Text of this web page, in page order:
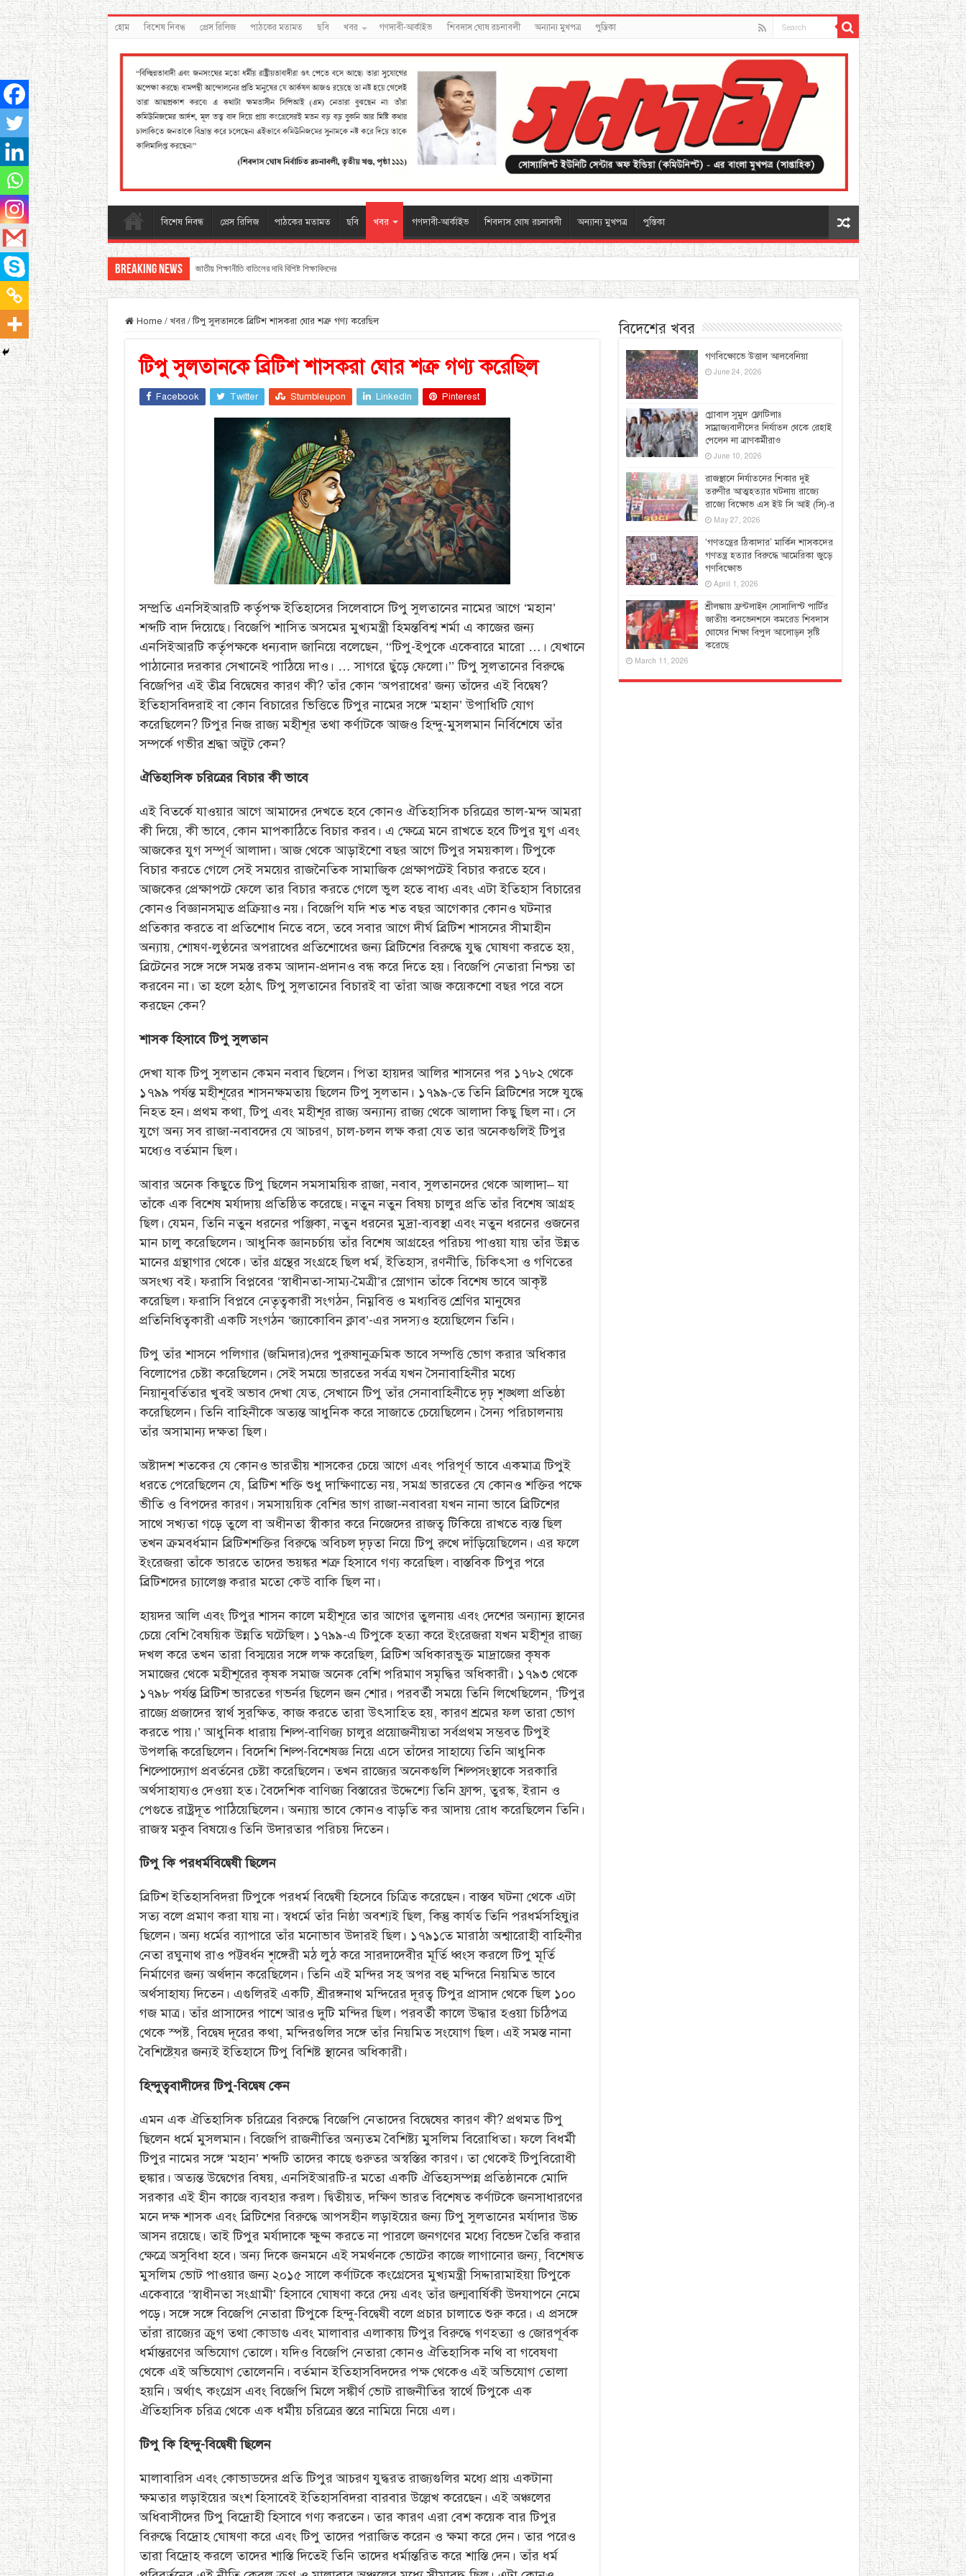
হোম বিশেষ নিবন্ধ প্রেস রিলিজ পাঠকের মতামত ছবি খবর গণদাবী-আর্কাইভ শিবদাস ঘোষ রচনাবলী অন্যান্য মুখপত্র পুস্তিকা
বিশেষ নিবন্ধ প্রেস রিলিজ পাঠকের মতামত ছবি খবর গণদাবী-আর্কাইভ শিবদাস ঘোষ রচনাবলী অন্যান্য মুখপত্র পুস্তিকা
Breaking News জাতীয় শিক্ষানীতি বাতিলের দাবি বিশিষ্ট শিক্ষাবিদদের
Home / খবর /টিপু সুলতানকে ব্রিটিশ শাসকরা ঘোর শত্রু গণ্য করেছিল
টিপু সুলতানকে ব্রিটিশ শাসকরা ঘোর শত্রু গণ্য করেছিল
Facebook Twitter Stumbleupon LinkedIn Pinterest
সম্প্রতি এনসিইআরটি কর্তৃপক্ষ ইতিহাসের সিলেবাসে টিপু সুলতানের নামের আগে ‘মহান’
শব্দটি বাদ দিয়েছে। বিজেপি শাসিত অসমের মুখ্যমন্ত্রী হিমন্তবিশ্ব শর্মা এ কাজের জন্য
এনসিইআরটি কর্তৃপক্ষকে ধন্যবাদ জানিয়ে বলেছেন, ‘‘টিপু-ইপুকে একেবারে মারো …। যেখানে
পাঠানোর দরকার সেখানেই পাঠিয়ে দাও। … সাগরে ছুঁড়ে ফেলো।’’ টিপু সুলতানের বিরুদ্ধে
বিজেপির এই তীব্র বিদ্বেষের কারণ কী? তাঁর কোন ‘অপরাধের’ জন্য তাঁদের এই বিদ্বেষ?
ইতিহাসবিদরাই বা কোন বিচারের ভিত্তিতে টিপুর নামের সঙ্গে ‘মহান’ উপাধিটি যোগ
করেছিলেন? টিপুর নিজ রাজ্য মহীশূর তথা কর্ণাটকে আজও হিন্দু-মুসলমান নির্বিশেষে তাঁর
সম্পর্কে গভীর শ্রদ্ধা অটুট কেন?
ঐতিহাসিক চরিত্রের বিচার কী ভাবে
এই বিতর্কে যাওয়ার আগে আমাদের দেখতে হবে কোনও ঐতিহাসিক চরিত্রের ভাল-মন্দ আমরা
কী দিয়ে, কী ভাবে, কোন মাপকাঠিতে বিচার করব। এ ক্ষেত্রে মনে রাখতে হবে টিপুর যুগ এবং
আজকের যুগ সম্পূর্ণ আলাদা। আজ থেকে আড়াইশো বছর আগে টিপুর সময়কাল। টিপুকে
বিচার করতে গেলে সেই সময়ের রাজনৈতিক সামাজিক প্রেক্ষাপটেই বিচার করতে হবে।
আজকের প্রেক্ষাপটে ফেলে তার বিচার করতে গেলে ভুল হতে বাধ্য এবং এটা ইতিহাস বিচারের
কোনও বিজ্ঞানসম্মত প্রক্রিয়াও নয়। বিজেপি যদি শত শত বছর আগেকার কোনও ঘটনার
প্রতিকার করতে বা প্রতিশোধ নিতে বসে, তবে সবার আগে দীর্ঘ ব্রিটিশ শাসনের সীমাহীন
অন্যায়, শোষণ-লুণ্ঠনের অপরাধের প্রতিশোধের জন্য ব্রিটিশের বিরুদ্ধে যুদ্ধ ঘোষণা করতে হয়,
ব্রিটেনের সঙ্গে সঙ্গে সমস্ত রকম আদান-প্রদানও বন্ধ করে দিতে হয়। বিজেপি নেতারা নিশ্চয় তা
করবেন না। তা হলে হঠাৎ টিপু সুলতানের বিচারই বা তাঁরা আজ কয়েকশো বছর পরে বসে
করছেন কেন?
শাসক হিসাবে টিপু সুলতান
দেখা যাক টিপু সুলতান কেমন নবাব ছিলেন। পিতা হায়দর আলির শাসনের পর ১৭৮২ থেকে
১৭৯৯ পর্যন্ত মহীশূরের শাসনক্ষমতায় ছিলেন টিপু সুলতান। ১৭৯৯-তে তিনি ব্রিটিশের সঙ্গে যুদ্ধে
নিহত হন। প্রথম কথা, টিপু এবং মহীশূর রাজ্য অন্যান্য রাজ্য থেকে আলাদা কিছু ছিল না। সে
যুগে অন্য সব রাজা-নবাবদের যে আচরণ, চাল-চলন লক্ষ করা যেত তার অনেকগুলিই টিপুর
মধ্যেও বর্তমান ছিল।
আবার অনেক কিছুতে টিপু ছিলেন সমসাময়িক রাজা, নবাব, সুলতানদের থেকে আলাদা– যা
তাঁকে এক বিশেষ মর্যাদায় প্রতিষ্ঠিত করেছে। নতুন নতুন বিষয় চালুর প্রতি তাঁর বিশেষ আগ্রহ
ছিল। যেমন, তিনি নতুন ধরনের পঞ্জিকা, নতুন ধরনের মুদ্রা-ব্যবস্থা এবং নতুন ধরনের ওজনের
মান চালু করেছিলেন। আধুনিক জ্ঞানচর্চায় তাঁর বিশেষ আগ্রহের পরিচয় পাওয়া যায় তাঁর উন্নত
মানের গ্রন্থাগার থেকে। তাঁর গ্রন্থের সংগ্রহে ছিল ধর্ম, ইতিহাস, রণনীতি, চিকিৎসা ও গণিতের
অসংখ্য বই। ফরাসি বিপ্লবের ‘স্বাধীনতা-সাম্য-মৈত্রী’র স্লোগান তাঁকে বিশেষ ভাবে আকৃষ্ট
করেছিল। ফরাসি বিপ্লবে নেতৃত্বকারী সংগঠন, নিম্নবিত্ত ও মধ্যবিত্ত শ্রেণির মানুষের
প্রতিনিধিত্বকারী একটি সংগঠন ‘জ্যাকোবিন ক্লাব’-এর সদস্যও হয়েছিলেন তিনি।
টিপু তাঁর শাসনে পলিগার (জমিদার)দের পুরুষানুক্রমিক ভাবে সম্পত্তি ভোগ করার অধিকার
বিলোপের চেষ্টা করেছিলেন। সেই সময়ে ভারতের সর্বত্র যখন সৈনাবাহিনীর মধ্যে
নিয়ানুবর্তিতার খুবই অভাব দেখা যেত, সেখানে টিপু তাঁর সেনাবাহিনীতে দৃঢ় শৃঙ্খলা প্রতিষ্ঠা
করেছিলেন। তিনি বাহিনীকে অত্যন্ত আধুনিক করে সাজাতে চেয়েছিলেন। সৈন্য পরিচালনায়
তাঁর অসামান্য দক্ষতা ছিল।
অষ্টাদশ শতকের যে কোনও ভারতীয় শাসকের চেয়ে আগে এবং পরিপূর্ণ ভাবে একমাত্র টিপুই
ধরতে পেরেছিলেন যে, ব্রিটিশ শক্তি শুধু দাক্ষিণাত্যে নয়, সমগ্র ভারতের যে কোনও শক্তির পক্ষে
ভীতি ও বিপদের কারণ। সমসায়য়িক বেশির ভাগ রাজা-নবাবরা যখন নানা ভাবে ব্রিটিশের
সাথে সখ্যতা গড়ে তুলে বা অধীনতা স্বীকার করে নিজেদের রাজত্ব টিকিয়ে রাখতে ব্যস্ত ছিল
তখন ক্রমবর্ধমান ব্রিটিশশক্তির বিরুদ্ধে অবিচল দৃঢ়তা নিয়ে টিপু রুখে দাঁড়িয়েছিলেন। এর ফলে
ইংরেজরা তাঁকে ভারতে তাদের ভয়ঙ্কর শত্রু হিসাবে গণ্য করেছিল। বাস্তবিক টিপুর পরে
ব্রিটিশদের চ্যালেঞ্জ করার মতো কেউ বাকি ছিল না।
হায়দর আলি এবং টিপুর শাসন কালে মহীশূরে তার আগের তুলনায় এবং দেশের অন্যান্য স্থানের
চেয়ে বেশি বৈষয়িক উন্নতি ঘটেছিল। ১৭৯৯-এ টিপুকে হত্যা করে ইংরেজরা যখন মহীশূর রাজ্য
দখল করে তখন তারা বিস্ময়ের সঙ্গে লক্ষ করেছিল, ব্রিটিশ অধিকারভুক্ত মাদ্রাজের কৃষক
সমাজের থেকে মহীশূরের কৃষক সমাজ অনেক বেশি পরিমাণ সমৃদ্ধির অধিকারী। ১৭৯৩ থেকে
১৭৯৮ পর্যন্ত ব্রিটিশ ভারতের গভর্নর ছিলেন জন শোর। পরবর্তী সময়ে তিনি লিখেছিলেন, ‘টিপুর
রাজ্যে প্রজাদের স্বার্থ সুরক্ষিত, কাজ করতে তারা উৎসাহিত হয়, কারণ শ্রমের ফল তারা ভোগ
করতে পায়।’ আধুনিক ধারায় শিল্প-বাণিজ্য চালুর প্রয়োজনীয়তা সর্বপ্রথম সম্ভবত টিপুই
উপলব্ধি করেছিলেন। বিদেশি শিল্প-বিশেষজ্ঞ নিয়ে এসে তাঁদের সাহায্যে তিনি আধুনিক
শিল্পোদ্যোগ প্রবর্তনের চেষ্টা করেছিলেন। তখন রাজ্যের অনেকগুলি শিল্পসংস্থাকে সরকারি
অর্থসাহায্যও দেওয়া হত। বৈদেশিক বাণিজ্য বিস্তারের উদ্দেশ্যে তিনি ফ্রান্স, তুরস্ক, ইরান ও
পেগুতে রাষ্ট্রদূত পাঠিয়েছিলেন। অন্যায় ভাবে কোনও বাড়তি কর আদায় রোধ করেছিলেন তিনি।
রাজস্ব মকুব বিষয়েও তিনি উদারতার পরিচয় দিতেন।
টিপু কি পরধর্মবিদ্বেষী ছিলেন
ব্রিটিশ ইতিহাসবিদরা টিপুকে পরধর্ম বিদ্বেষী হিসেবে চিত্রিত করেছেন। বাস্তব ঘটনা থেকে এটা
সত্য বলে প্রমাণ করা যায় না। স্বধর্মে তাঁর নিষ্ঠা অবশ্যই ছিল, কিন্তু কার্যত তিনি পরধর্মসহিষুiর
ছিলেন। অন্য ধর্মের ব্যাপারে তাঁর মনোভাব উদারই ছিল। ১৭৯১তে মারাঠা অশ্বারোহী বাহিনীর
নেতা রঘুনাথ রাও পট্টবর্ধন শৃঙ্গেরী মঠ লুঠ করে সারদাদেবীর মূর্তি ধ্বংস করলে টিপু মূর্তি
নির্মাণের জন্য অর্থদান করেছিলেন। তিনি এই মন্দির সহ অপর বহু মন্দিরে নিয়মিত ভাবে
অর্থসাহায্য দিতেন। এগুলিরই একটি, শ্রীরঙ্গনাথ মন্দিরের দূরত্ব টিপুর প্রাসাদ থেকে ছিল ১০০
গজ মাত্র। তাঁর প্রাসাদের পাশে আরও দুটি মন্দির ছিল। পরবর্তী কালে উদ্ধার হওয়া চিঠিপত্র
থেকে স্পষ্ট, বিদ্বেষ দূরের কথা, মন্দিরগুলির সঙ্গে তাঁর নিয়মিত সংযোগ ছিল। এই সমস্ত নানা
বৈশিষ্টে্যর জন্যই ইতিহাসে টিপু বিশিষ্ট স্থানের অধিকারী।
হিন্দুত্ববাদীদের টিপু-বিদ্বেষ কেন
এমন এক ঐতিহাসিক চরিত্রের বিরুদ্ধে বিজেপি নেতাদের বিদ্বেষের কারণ কী? প্রথমত টিপু
ছিলেন ধর্মে মুসলমান। বিজেপি রাজনীতির অন্যতম বৈশিষ্ট্য মুসলিম বিরোধিতা। ফলে বিধর্মী
টিপুর নামের সঙ্গে ‘মহান’ শব্দটি তাদের কাছে গুরুতর অস্বস্তির কারণ। তা থেকেই টিপুবিরোধী
হুঙ্কার। অত্যন্ত উদ্বেগের বিষয়, এনসিইআরটি-র মতো একটি ঐতিহ্যসম্পন্ন প্রতিষ্ঠানকে মোদি
সরকার এই হীন কাজে ব্যবহার করল। দ্বিতীয়ত, দক্ষিণ ভারত বিশেষত কর্ণাটকে জনসাধারণের
মনে দক্ষ শাসক এবং ব্রিটিশের বিরুদ্ধে আপসহীন লড়াইয়ের জন্য টিপু সুলতানের মর্যাদার উচ্চ
আসন রয়েছে। তাই টিপুর মর্যাদাকে ক্ষুণ্ন করতে না পারলে জনগণের মধ্যে বিভেদ তৈরি করার
ক্ষেত্রে অসুবিধা হবে। অন্য দিকে জনমনে এই সমর্থনকে ভোটের কাজে লাগানোর জন্য, বিশেষত
মুসলিম ভোট পাওয়ার জন্য ২০১৫ সালে কর্ণাটকে কংগ্রেসের মুখ্যমন্ত্রী সিদ্দারামাইয়া টিপুকে
একেবারে ‘স্বাধীনতা সংগ্রামী’ হিসাবে ঘোষণা করে দেয় এবং তাঁর জন্মবার্ষিকী উদযাপনে নেমে
পড়ে। সঙ্গে সঙ্গে বিজেপি নেতারা টিপুকে হিন্দু-বিদ্বেষী বলে প্রচার চালাতে শুরু করে। এ প্রসঙ্গে
তাঁরা রাজ্যের ক্রুগ তথা কোডাগু এবং মালাবার এলাকায় টিপুর বিরুদ্ধে গণহত্যা ও জোরপূর্বক
ধর্মান্তরণের অভিযোগ তোলে। যদিও বিজেপি নেতারা কোনও ঐতিহাসিক নথি বা গবেষণা
থেকে এই অভিযোগ তোলেননি। বর্তমান ইতিহাসবিদদের পক্ষ থেকেও এই অভিযোগ তোলা
হয়নি। অর্থাৎ কংগ্রেস এবং বিজেপি মিলে সঙ্কীর্ণ ভোট রাজনীতির স্বার্থে টিপুকে এক
ঐতিহাসিক চরিত্র থেকে এক ধর্মীয় চরিত্রের স্তরে নামিয়ে নিয়ে এল।
টিপু কি হিন্দু-বিদ্বেষী ছিলেন
মালাবারিস এবং কোভাডদের প্রতি টিপুর আচরণ যুদ্ধরত রাজ্যগুলির মধ্যে প্রায় একটানা
ক্ষমতার লড়াইয়ের অংশ হিসাবেই ইতিহাসবিদরা বারবার উল্লেখ করেছেন। এই অঞ্চলের
অধিবাসীদের টিপু বিদ্রোহী হিসাবে গণ্য করতেন। তার কারণ এরা বেশ কয়েক বার টিপুর
বিরুদ্ধে বিদ্রোহ ঘোষণা করে এবং টিপু তাদের পরাজিত করেন ও ক্ষমা করে দেন। তার পরেও
তারা বিদ্রোহ করলে তাদের শাস্তি দিতেই তিনি তাদের ধর্মান্তরিত করে শাস্তি দেন। তাঁর ধর্ম
বিদেশের খবর
গণবিক্ষোভে উত্তাল আলবেনিয়া
June 24, 2026
গ্লোবাল সুমুদ ফ্লোটিলাঃ
সাম্রাজ্যবাদীদের নির্যাতন থেকে রেহাই
পেলেন না ত্রাণকর্মীরাও
June 10, 2026
রাজস্থানে নির্যাতনের শিকার দুই
তরুণীর আত্মহত্যার ঘটনায় রাজ্যে
রাজ্যে বিক্ষোভ এস ইউ সি আই (সি)-র
May 27, 2026
‘গণতন্ত্রের ঠিকাদার’ মার্কিন শাসকদের
গণতন্ত্র হত্যার বিরুদ্ধে আমেরিকা জুড়ে
গণবিক্ষোভ
April 1, 2026
শ্রীলঙ্কায় ফ্রন্টলাইন সোসালিস্ট পার্টির
জাতীয় কনভেনশনে কমরেড শিবদাস
ঘোষের শিক্ষা বিপুল আলোড়ন সৃষ্টি
করেছে
March 11, 2026